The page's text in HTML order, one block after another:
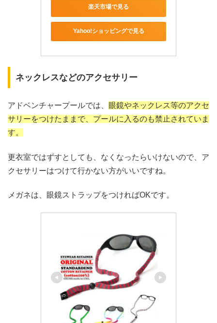
楽天市場で見る
Yahoo!ショッピングで見る
ネックレスなどのアクセサリー
アドベンチャープールでは、
眼鏡やネックレス等のアクセ
サリーをつけたままで、プールに入るのも禁止されていま
す。
更衣室ではずすとしても、なくなったらいけないので、ア
クセサリーはつけて行かない方がいいですね。
メガネは、眼鏡ストラップをつければOKです。